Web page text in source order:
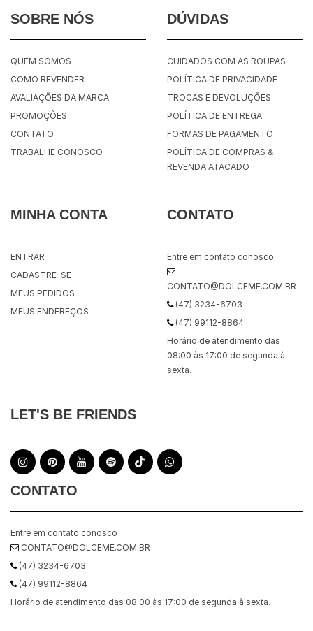
SOBRE NÓS
QUEM SOMOS
COMO REVENDER
AVALIAÇÕES DA MARCA
PROMOÇÕES
CONTATO
TRABALHE CONOSCO
DÚVIDAS
CUIDADOS COM AS ROUPAS
POLÍTICA DE PRIVACIDADE
TROCAS E DEVOLUÇÕES
POLÍTICA DE ENTREGA
FORMAS DE PAGAMENTO
POLÍTICA DE COMPRAS &
REVENDA ATACADO
MINHA CONTA
ENTRAR
CADASTRE-SE
MEUS PEDIDOS
MEUS ENDEREÇOS
CONTATO
Entre em contato conosco
CONTATO@DOLCEME.COM.BR
(47) 3234-6703
(47) 99112-8864
Horário de atendimento das
08:00 às 17:00 de segunda à
sexta.
LET'S BE FRIENDS
CONTATO
Entre em contato conosco
CONTATO@DOLCEME.COM.BR
(47) 3234-6703
(47) 99112-8864
Horário de atendimento das 08:00 às 17:00 de segunda à sexta.